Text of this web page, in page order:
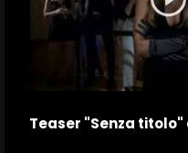
Teaser "Senza titolo"